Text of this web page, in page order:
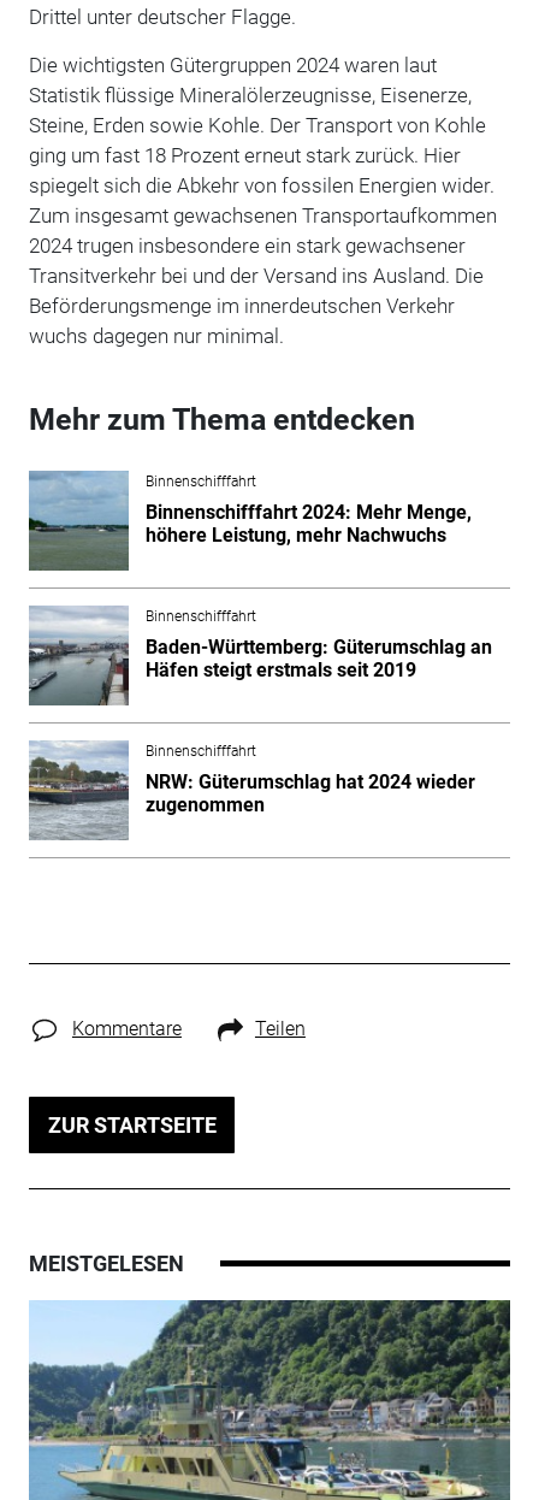
Drittel unter deutscher Flagge.
Die wichtigsten Gütergruppen 2024 waren laut
Statistik flüssige Mineralölerzeugnisse, Eisenerze,
Steine, Erden sowie Kohle. Der Transport von Kohle
ging um fast 18 Prozent erneut stark zurück. Hier
spiegelt sich die Abkehr von fossilen Energien wider.
Zum insgesamt gewachsenen Transportaufkommen
2024 trugen insbesondere ein stark gewachsener
Transitverkehr bei und der Versand ins Ausland. Die
Beförderungsmenge im innerdeutschen Verkehr
wuchs dagegen nur minimal.
Mehr zum Thema entdecken
Binnenschifffahrt
Binnenschifffahrt 2024: Mehr Menge,
höhere Leistung, mehr Nachwuchs
Binnenschifffahrt
Baden-Württemberg: Güterumschlag an
Häfen steigt erstmals seit 2019
Binnenschifffahrt
NRW: Güterumschlag hat 2024 wieder
zugenommen
Kommentare Teilen
ZUR STARTSEITE
MEISTGELESEN